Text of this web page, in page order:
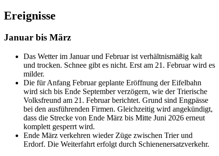
Ereignisse
Januar bis März
Das Wetter im Januar und Februar ist verhältnismäßig kalt
und trocken. Schnee gibt es nicht. Erst am 21. Februar wird es
milder.
Die für Anfang Februar geplante Eröffnung der Eifelbahn
wird sich bis Ende September verzögern, wie der Trierische
Volksfreund am 21. Februar berichtet. Grund sind Engpässe
bei den ausführenden Firmen. Gleichzeitig wird angekündigt,
dass die Strecke von Ende März bis Mitte Juni 2026 erneut
komplett gesperrt wird.
Ende März verkehren wieder Züge zwischen Trier und
Erdorf. Die Weiterfahrt erfolgt durch Schienenersatzverkehr.